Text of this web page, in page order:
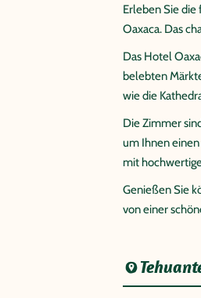
Erleben Sie
Oaxaca. Das
Das Hotel
belebten
wie die
Die Zimmer
um Ihnen
mit
Genießen Sie
von einer